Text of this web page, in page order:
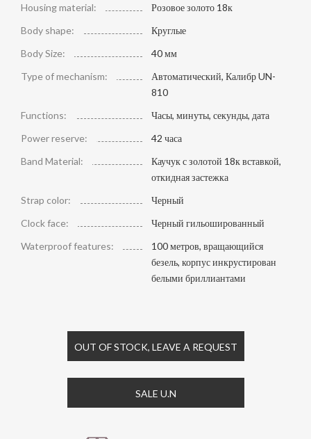
Housing material:
Розовое золото 18к
Body shape:
Круглые
Body Size:
40 мм
Type of mechanism:
Автоматический, Калибр UN-
810
Functions:
Часы, минуты, секунды, дата
Power reserve:
42 часа
Band Material:
Каучук с золотой 18к вставкой,
откидная застежка
Strap color:
Черный
Clock face:
Черный гильошированный
Waterproof features:
100 метров, вращающийся
безель, корпус инкрустирован
белыми бриллиантами
OUT OF STOCK, LEAVE A REQUEST
SALE U.N